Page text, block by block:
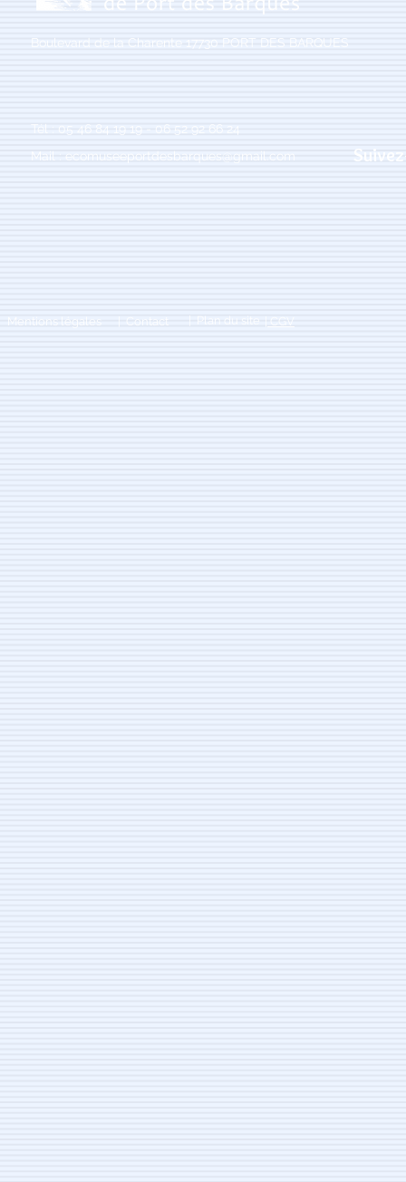
Boulevard de la Charente 17730 PORT DES BARQUES
Tél : 05 46 84 19 19 - 06 52 92 66 24
Mail : ecomuseeportdesbarques@gmail.com
Mentions légales | Contact | Plan du site | CGV